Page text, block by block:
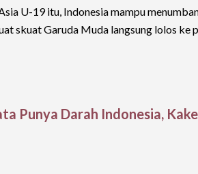
U-19 itu, Indonesia mampu
skuat Garuda Muda langsung lolos ke
Punya Darah Indonesia,